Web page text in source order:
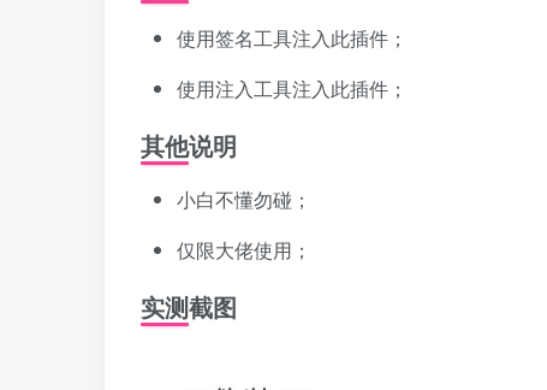
使用签名工具注入此插件；
使用注入工具注入此插件；
其他说明
小白不懂勿碰；
仅限大佬使用；
实测截图